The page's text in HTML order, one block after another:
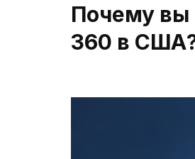
Почему вы
360 в